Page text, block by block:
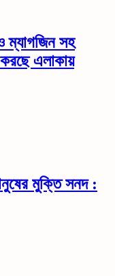
ম্যাগজিন সহ
করছে এলাকায়
মুক্তি সনদ :